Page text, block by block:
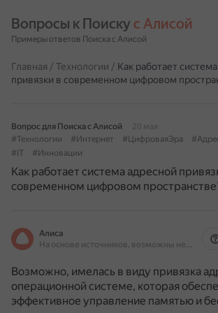
Вопросы к Поиску с Алисой
Примеры ответов Поиска с Алисой
Главная / Технологии / Как работает
привязки в современном цифровом
Вопрос для Поиска с Алисой
20 мая
#Технологии
#Интернет #ЦифроваяЭра
#IT
#Инновации
Как работает система адресной
современном цифровом
Алиса
На основе источников, возможны неточности
Возможно, имелась в виду привязка
операционной системе, которая
эффективное управление памятью и